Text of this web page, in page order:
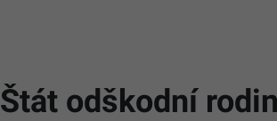
Štát odškodní